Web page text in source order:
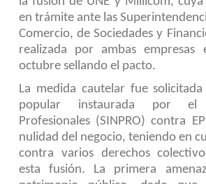
en trámite ante las
Comercio, de Sociedades y
realizada por ambas
octubre sellando el pacto.
La medida cautelar fue
popular instaurada por el
Profesionales (SINPRO) contra
nulidad del negocio, teniendo en
contra varios derechos
esta fusión. La primera